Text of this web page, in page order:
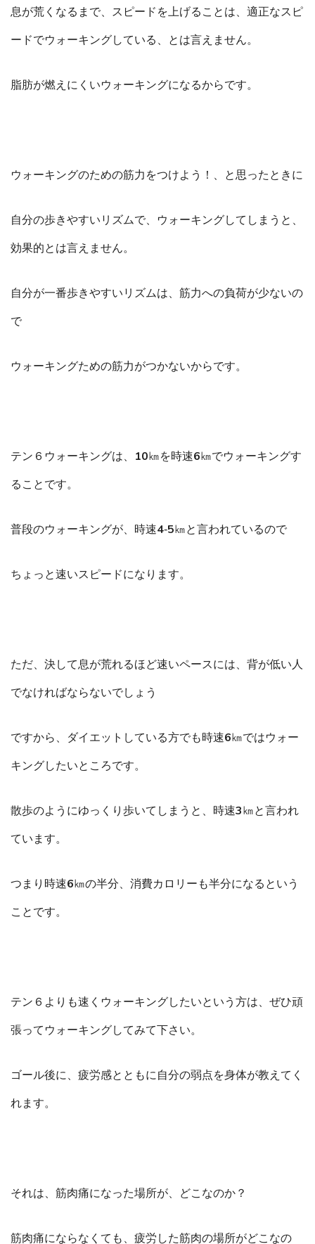
息が荒くなるまで、スピードを上げることは、適正なスピ
ードでウォーキングしている、とは言えません。
脂肪が燃えにくいウォーキングになるからです。
ウォーキングのための筋力をつけよう！、と思ったときに
自分の歩きやすいリズムで、ウォーキングしてしまうと、
効果的とは言えません。
自分が一番歩きやすいリズムは、筋力への負荷が少ないの
で
ウォーキングための筋力がつかないからです。
テン６ウォーキングは、10㎞を時速6㎞でウォーキングす
ることです。
普段のウォーキングが、時速4‐5㎞と言われているので
ちょっと速いスピードになります。
ただ、決して息が荒れるほど速いペースには、背が低い人
でなければならないでしょう
ですから、ダイエットしている方でも時速6㎞ではウォー
キングしたいところです。
散歩のようにゆっくり歩いてしまうと、時速3㎞と言われ
ています。
つまり時速6㎞の半分、消費カロリーも半分になるという
ことです。
テン６よりも速くウォーキングしたいという方は、ぜひ頑
張ってウォーキングしてみて下さい。
ゴール後に、疲労感とともに自分の弱点を身体が教えてく
れます。
それは、筋肉痛になった場所が、どこなのか？
筋肉痛にならなくても、疲労した筋肉の場所がどこなの